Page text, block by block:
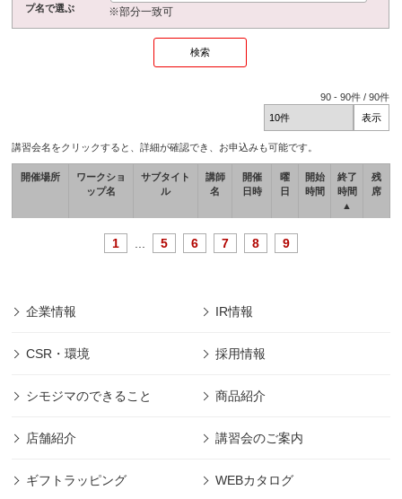
プ名で選ぶ
※部分一致可
90 -90件 /90件
講習会名をクリックすると、詳細が確認でき、お申込みも可能です。
開催場所
ワークショ
ップ名
サブタイト
ル
講師
名
開催
日時
曜
日
開始
時間
終了
時間
▲
残
席
1 5 6 7 8 9
企業情報 IR情報
CSR・環境 採用情報
シモジマのできること 商品紹介
店舗紹介 講習会のご案内
ギフトラッピング WEBカタログ